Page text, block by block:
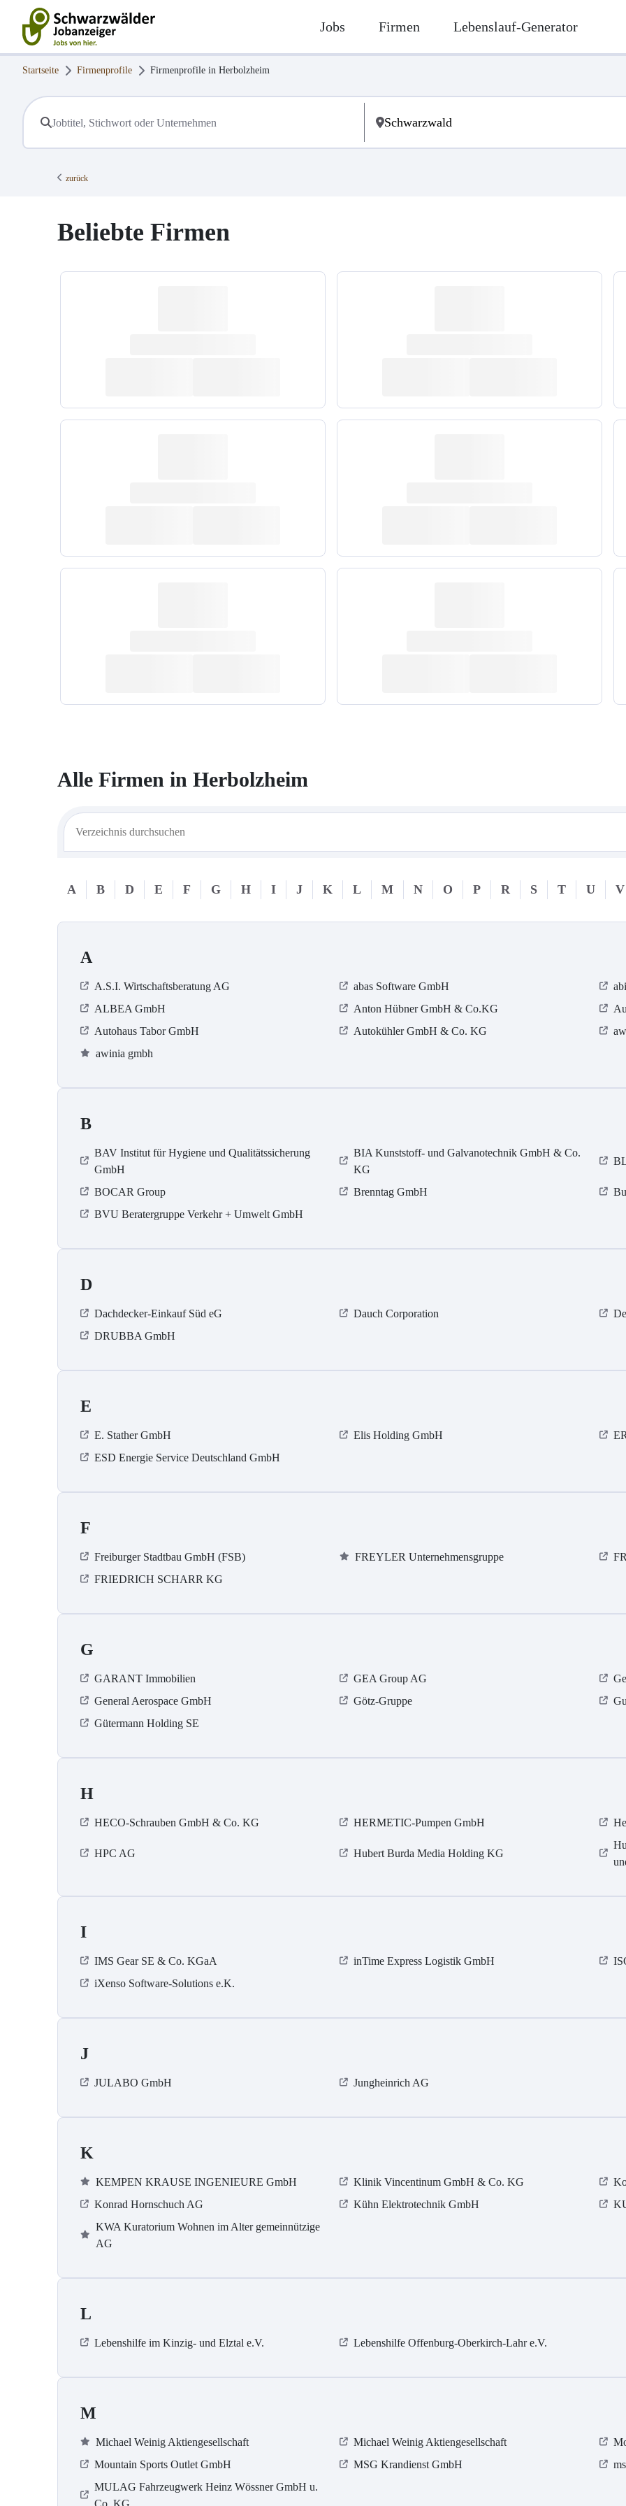
Jobs Firmen Lebenslauf-Generator
Startseite Firmenprofile Firmenprofile in Herbolzheim
zurück
Beliebte Firmen
Alle Firmen in Herbolzheim
A B D E F G H I J K L M N O P R S T U V
A
A.S.I. Wirtschaftsberatung AG abas Software GmbH
ALBEA GmbH
Anton Hübner GmbH & Co.KG
Autohaus Tabor GmbH
Autokühler GmbH & Co. KG
awinia gmbh
B
BAV Institut für Hygiene und Qualitätssicherung
GmbH
BIA Kunststoff- und Galvanotechnik GmbH & Co.
KG
BOCAR Group Brenntag GmbH
BVU Beratergruppe Verkehr + Umwelt GmbH
D
Dachdecker-Einkauf Süd eG Dauch Corporation
DRUBBA GmbH
E
E. Stather GmbH Elis Holding GmbH
ESD Energie Service Deutschland GmbH
F
Freiburger Stadtbau GmbH (FSB) FREYLER Unternehmensgruppe
FRIEDRICH SCHARR KG
G
GARANT Immobilien GEA Group AG
General Aerospace GmbH
Götz-Gruppe
Gütermann Holding SE
H
HECO-Schrauben GmbH & Co. KG HERMETIC-Pumpen GmbH
HPC AG Hubert Burda Media Holding KG
I
IMS Gear SE & Co. KGaA inTime Express Logistik GmbH
iXenso Software-Solutions e.K.
J
JULABO GmbH Jungheinrich AG
K
KEMPEN KRAUSE INGENIEURE GmbH Klinik Vincentinum GmbH & Co. KG
Konrad Hornschuch AG
Kühn Elektrotechnik GmbH
KWA Kuratorium Wohnen im Alter gemeinnützige
AG
L
Lebenshilfe im Kinzig-​​​ und Elztal e.V. Lebenshilfe Offenburg-Oberkirch-Lahr e.V.
M
Michael Weinig Aktiengesellschaft Michael Weinig Aktiengesellschaft
Mountain Sports Outlet GmbH
MSG Krandienst GmbH
MULAG Fahrzeugwerk Heinz Wössner GmbH u.